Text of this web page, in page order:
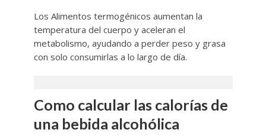
Los Alimentos termogénicos aumentan la
temperatura del cuerpo y aceleran el
metabolismo, ayudando a perder peso y grasa
con solo consumirlas a lo largo de día.
Como calcular las calorías de
una bebida alcohólica